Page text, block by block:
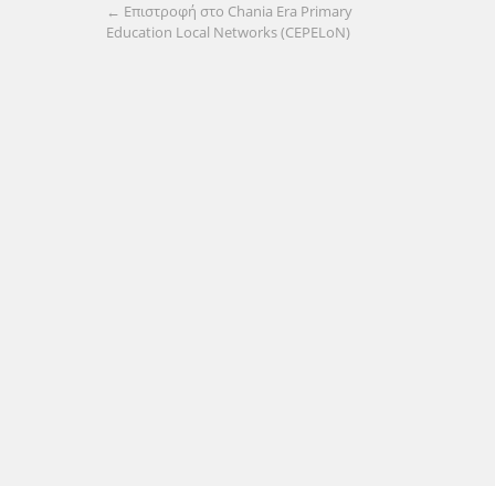
← Επιστροφή στο Chania Era Primary
Education Local Networks (CEPELoN)